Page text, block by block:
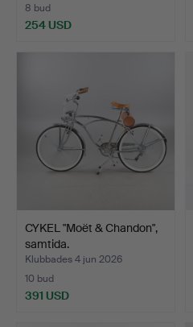
8 bud
254 USD
CYKEL "Moët & Chandon",
samtida.
Klubbades 4 jun 2026
10 bud
391 USD